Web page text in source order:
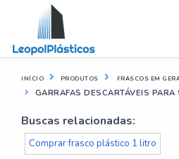
INÍCIO PRODUTOS FRASCOS EM
GARRAFAS DESCARTÁVEIS PARA
Buscas relacionadas:
Comprar frasco plástico 1 litro